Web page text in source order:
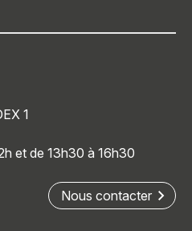
1
et de 13h30 à 16h30
Nous contacter